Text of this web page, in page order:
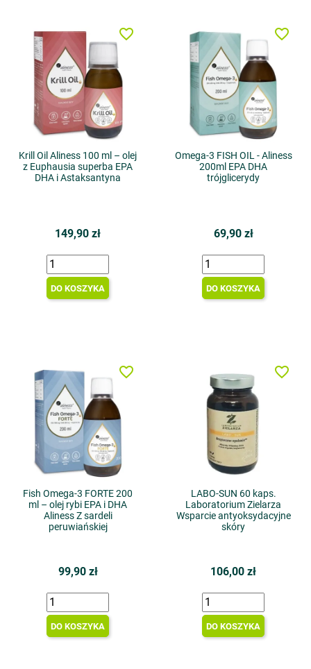
Krill Oil Aliness 100 ml – olej
z Euphausia superba EPA
DHA i Astaksantyna
149,90 zł
DO KOSZYKA
favorite_border
Omega-3 FISH OIL - Aliness
200ml EPA DHA
trójglicerydy
69,90 zł
DO KOSZYKA
favorite_border
Fish Omega-3 FORTE 200
ml – olej rybi EPA i DHA
Aliness Z sardeli
peruwiańskiej
99,90 zł
DO KOSZYKA
favorite_border
LABO-SUN 60 kaps.
Laboratorium Zielarza
Wsparcie antyoksydacyjne
skóry
106,00 zł
DO KOSZYKA
favorite_border